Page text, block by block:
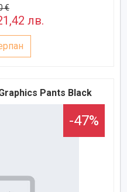
€
лв.
Pants Black
-47%